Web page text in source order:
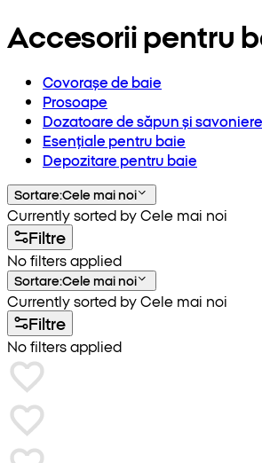
Accesorii pentru
Covorașe de baie
Prosoape
Dozatoare de săpun și savoniere
Esențiale pentru baie
Depozitare pentru baie
Sortare:Cele mai noi
Currently sorted by Cele mai noi
Filtre
No filters applied
Sortare:Cele mai noi
Currently sorted by Cele mai noi
Filtre
No filters applied